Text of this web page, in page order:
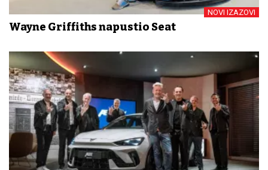
NOVI IZAZOVI
Wayne Griffiths napustio Seat